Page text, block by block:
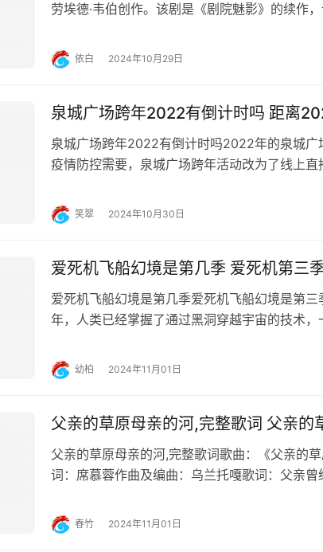
劳埃德·韦伯创作。该剧是《剧院魅影》的续作
唱。剧中充满了预谋、痴狂和浪漫的情节，通过
节奏气氛，为观众呈现
依白 2024年10月29日
泉城广场跨年2022有倒计时吗 距离
泉城广场跨年2022有倒计时吗2022年的泉城广
疫情防控需要，泉城广场跨年活动改为了线上直
上互动活动。2022卡塔尔世界杯倒计时文案关
杯，倒计时开始
笑翠 2024年10月30日
爱死机飞船幻境是第几季 爱死机第三
爱死机飞船幻境是第几季爱死机飞船幻境是第
年，人类已经掌握了通过黑洞穿越宇宙的技术，
幻境中经历了一系列奇幻冒险。爱死机第三季第
致，没什么改动。所
幼柏 2024年11月01日
父亲的草原母亲的河,完整歌词 父亲的
父亲的草原母亲的河,完整歌词歌曲：《父亲的
词：席慕蓉作曲及编曲：乌兰托嘎歌词：父亲曾
终于见到这辽阔大地站在芬芳的草原上我泪落如
佑漂泊的孩子,找到回家的路啊
春竹 2024年11月01日